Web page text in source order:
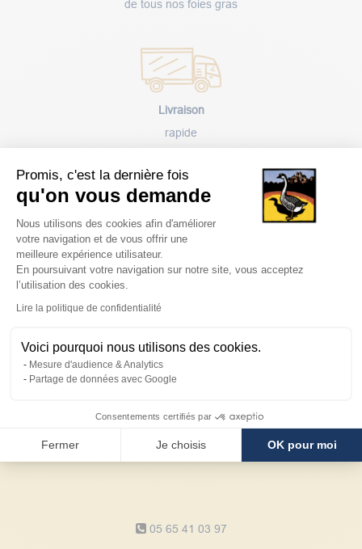
Promis, c'est la dernière fois
qu'on vous demande
Plateforme de Gestion du
Nous utilisons des cookies afin d'améliorer
votre navigation et de vous offrir une
meilleure expérience utilisateur.
En poursuivant votre navigation sur notre site, vous acceptez
l’utilisation des cookies.
Lire la politique de confidentialité
Voici pourquoi nous utilisons des cookies.
Mesure d'audience & Analytics
Partage de données avec Google
Consentements certifiés par
Fermer Je choisis OK pour moi
Axeptio consent
de tous nos foies gras
Livraison
rapide
Paiement
Avantages
05 65 41 03 97